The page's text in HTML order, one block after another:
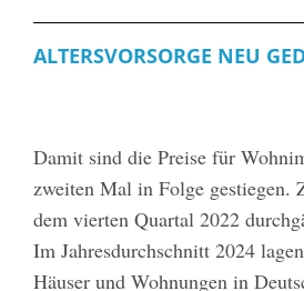
ALTERSVORSORGE NEU
Damit sind die Preise für
zweiten Mal in Folge gestiegen.
dem vierten Quartal 2022
Im Jahresdurchschnitt 2024
Häuser und Wohnungen in